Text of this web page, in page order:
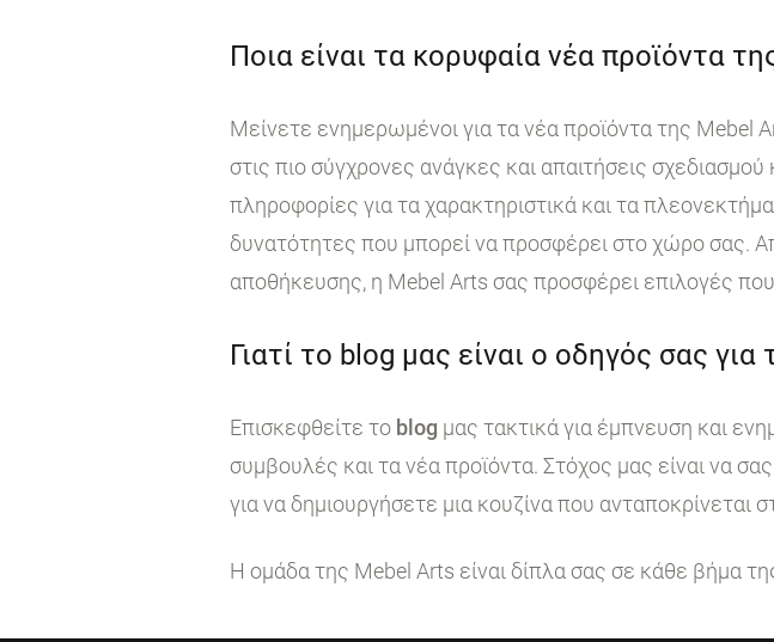
Ποια είναι τα κορυφαία νέα προϊόντα
Μείνετε ενημερωμένοι για τα νέα προϊόντα της Mebel
στις πιο σύγχρονες ανάγκες και απαιτήσεις
πληροφορίες για τα χαρακτηριστικά και τα
δυνατότητες που μπορεί να προσφέρει στο χώρο σας.
αποθήκευσης, η Mebel Arts σας προσφέρει επιλογές που
Γιατί το blog μας είναι ο οδηγός σας για
Επισκεφθείτε το blog μας τακτικά για έμπνευση και
συμβουλές και τα νέα προϊόντα. Στόχος μας είναι να
για να δημιουργήσετε μια κουζίνα που ανταποκρίνεται
Η ομάδα της Mebel Arts είναι δίπλα σας σε κάθε βήμα